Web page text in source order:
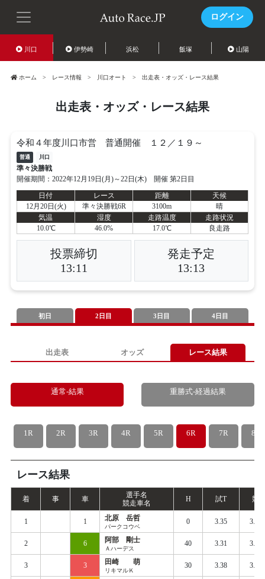
ログイン
川口 伊勢崎 浜松 飯塚 山陽
ホーム レース情報 川口オート 出走表・オッズ・レース結果
出走表・オッズ・レース結果
令和４年度川口市営 普通開催 １２／１９～
普通 川口
準々決勝戦
開催期間：2022年12月19日(月)～22日(木) 開催 第2日目
日付
レース 距離
天候
12月20日(火)
準々決勝戦6R 3100m
晴
気温
湿度 走路温度
走路状況
10.0℃
46.0% 17.0℃ 良走路
投票締切
13:11
発走予定
13:13
初日 2日目 3日目 4日目
出走表 オッズ レース結果
通常-結果 重勝式-経過結果
1R 2R 3R 4R 5R 6R 7R 8R
レース結果
着 事 車
選手名
競走車名
H 試T 競
1 1 北原 岳哲
パークコウベ
0 3.35 3.416
2 6 阿部 剛士
Ａハーデス
40 3.31 3.404
3 3 田崎 萌
リキマルＫ
30 3.38 3.441